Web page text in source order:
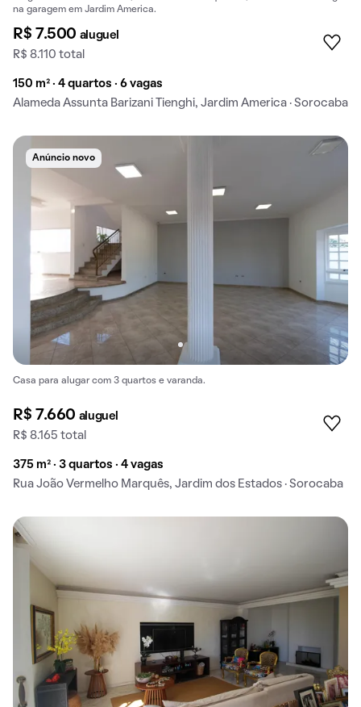
na garagem em Jardim America.
R$ 7.500 aluguel
R$ 8.110 total
150 m² · 4 quartos · 6 vagas
Alameda Assunta Barizani Tienghi, Jardim America · Sorocaba
Anúncio novo
Casa para alugar com 3 quartos e varanda.
R$ 7.660 aluguel
R$ 8.165 total
375 m² · 3 quartos · 4 vagas
Rua João Vermelho Marquês, Jardim dos Estados · Sorocaba